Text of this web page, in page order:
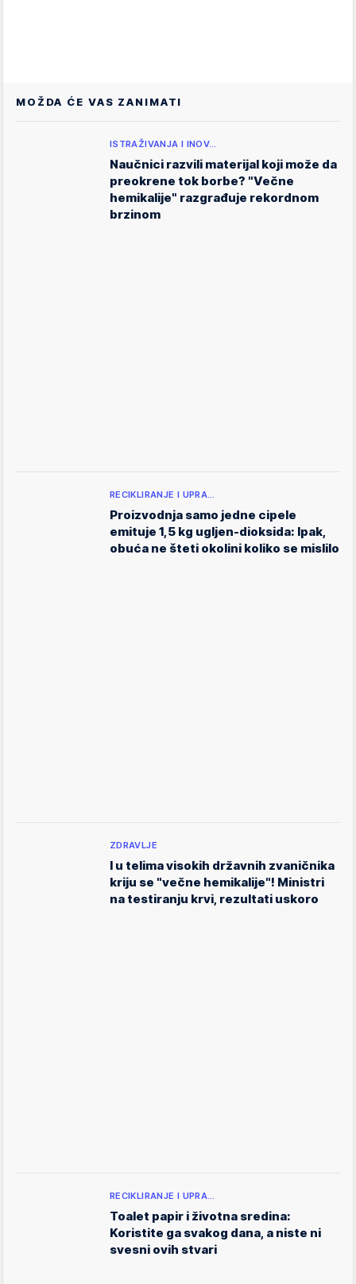
MOŽDA ĆE VAS ZANIMATI
ISTRAŽIVANJA I INOV…
Naučnici razvili materijal koji može da
preokrene tok borbe? "Večne
hemikalije" razgrađuje rekordnom
brzinom
RECIKLIRANJE I UPRA…
Proizvodnja samo jedne cipele
emituje 1,5 kg ugljen-dioksida: Ipak,
obuća ne šteti okolini koliko se mislilo
ZDRAVLJE
I u telima visokih državnih zvaničnika
kriju se "večne hemikalije"! Ministri
na testiranju krvi, rezultati uskoro
RECIKLIRANJE I UPRA…
Toalet papir i životna sredina:
Koristite ga svakog dana, a niste ni
svesni ovih stvari